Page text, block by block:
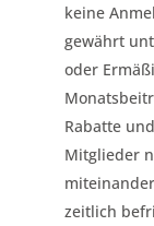
keine
gewährt
oder
Rabatte
Mitglieder
zeitlich